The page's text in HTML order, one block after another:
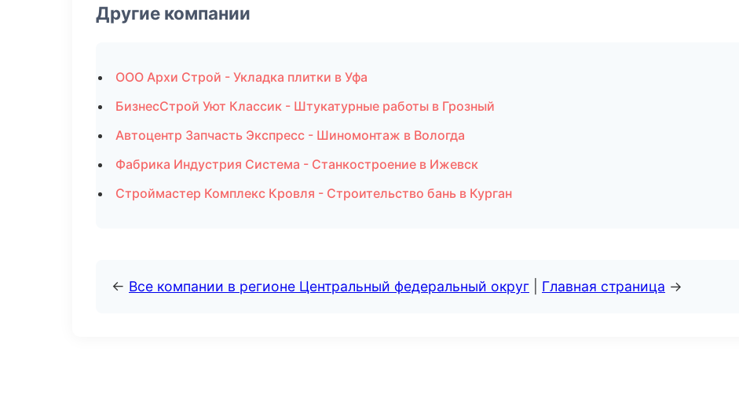
Другие компании
ООО Архи Строй - Укладка плитки в Уфа
БизнесСтрой Уют Классик - Штукатурные работы в Грозный
Автоцентр Запчасть Экспресс - Шиномонтаж в Вологда
Фабрика Индустрия Система - Станкостроение в Ижевск
Строймастер Комплекс Кровля - Строительство бань в Курган
← Все компании в регионе Центральный федеральный округ Главная страница →